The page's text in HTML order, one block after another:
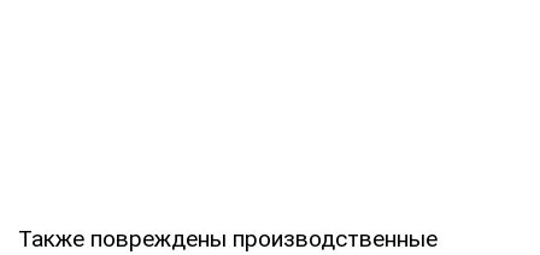
Также повреждены производственные